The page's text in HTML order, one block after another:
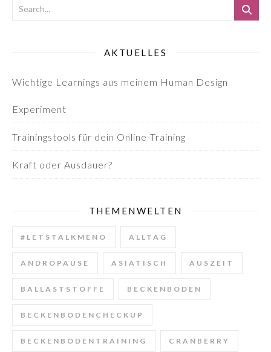
AKTUELLES
Wichtige Learnings aus meinem Human Design
Experiment
Trainingstools für dein Online-Training
Kraft oder Ausdauer?
THEMENWELTEN
#LETSTALKMENO ALLTAG
ANDROPAUSE ASIATISCH AUSZEIT
BALLASTSTOFFE BECKENBODEN
BECKENBODENCHECKUP
BECKENBODENTRAINING CRANBERRY